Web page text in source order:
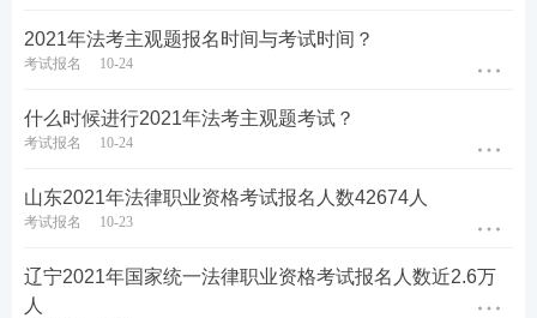
2021年法考主观题报名时间与考试时间？
考试报名 10-24
什么时候进行2021年法考主观题考试？
考试报名 10-24
山东2021年法律职业资格考试报名人数42674人
考试报名 10-23
辽宁2021年国家统一法律职业资格考试报名人数近2.6万
人